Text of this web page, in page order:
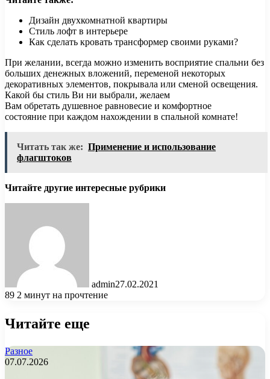
Дизайн двухкомнатной квартиры
Стиль лофт в интерьере
Как сделать кровать трансформер своими руками?
При желании, всегда можно изменить восприятие спальни без
больших денежных вложений, переменой некоторых
декоративных элементов, покрывала или сменой освещения.
Какой бы стиль Ви ни выбрали, желаем
Вам обретать душевное равновесие и комфортное
состояние при каждом нахождении в спальной комнате!
Читать так же: Применение и использование
флагштоков
Читайте другие интересные рубрики
admin27.02.2021
89 2 минут на прочтение
Читайте еще
Разное
07.07.2026